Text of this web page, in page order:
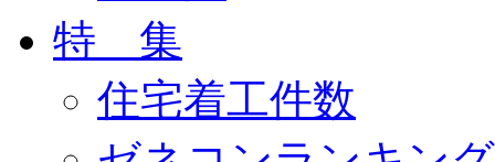
特 集
住宅着工件数